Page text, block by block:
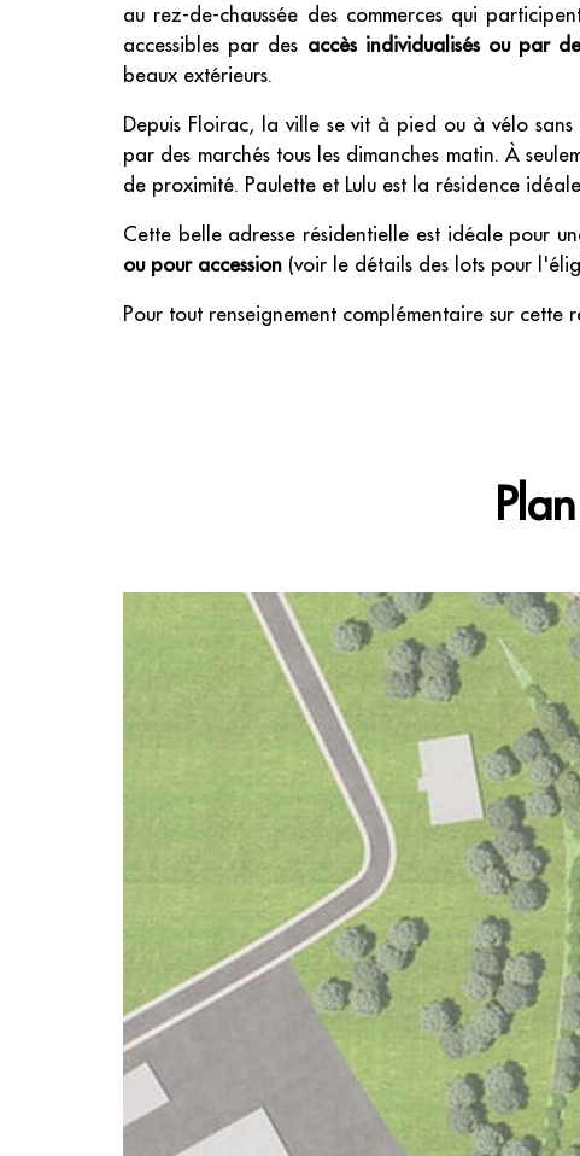
au rez-de-chaussée des commerces qui
accessibles par des accès individualisés ou par
beaux extérieurs.
Depuis Floirac, la ville se vit à pied ou à vélo
par des marchés tous les dimanches matin. À
de proximité. Paulette et Lulu est la résidence
Cette belle adresse résidentielle est idéale pour
ou pour accession (voir le détails des lots pour
Pour tout renseignement complémentaire sur cette